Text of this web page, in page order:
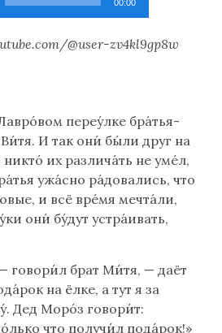
00:00
@user-zv4kl9gp8w
переу́лке бра́тья-
И так они́ бы́ли друг на
их различа́ть не уме́л,
ужа́сно ра́довались, что
и всё вре́мя мечта́ли,
они́ бу́дут устра́ивать,
говори́л брат Ми́тя, — даёт
на ёлке, а тут я за
Дед Моро́з говори́т:
что получи́л пода́рок!»